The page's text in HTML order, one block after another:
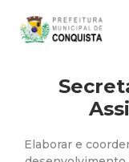
P
f
Elaborar e